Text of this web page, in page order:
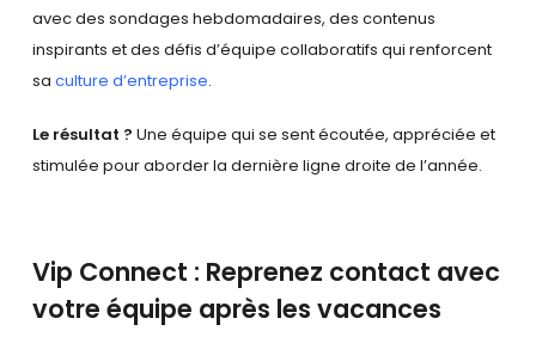
avec des sondages hebdomadaires, des contenus
inspirants et des défis d’équipe collaboratifs qui renforcent
sa culture d’entreprise.
Le résultat ? Une équipe qui se sent écoutée, appréciée et
stimulée pour aborder la dernière ligne droite de l’année.
Vip Connect : Reprenez contact avec
votre équipe après les vacances